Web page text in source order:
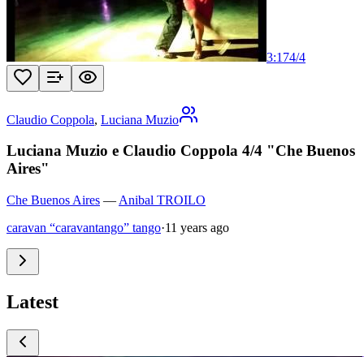
3:174/4
Claudio Coppola, Luciana Muzio
Luciana Muzio e Claudio Coppola 4/4 "Che Buenos
Aires"
Che Buenos Aires — Anibal TROILO
caravan “caravantango” tango·11 years ago
Latest